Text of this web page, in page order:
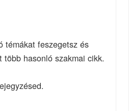
témákat feszegetsz és
hasonló szakmai cikk.